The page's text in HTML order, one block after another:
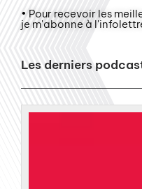
• Pour recevoir les
je m'abonne à
Les derniers